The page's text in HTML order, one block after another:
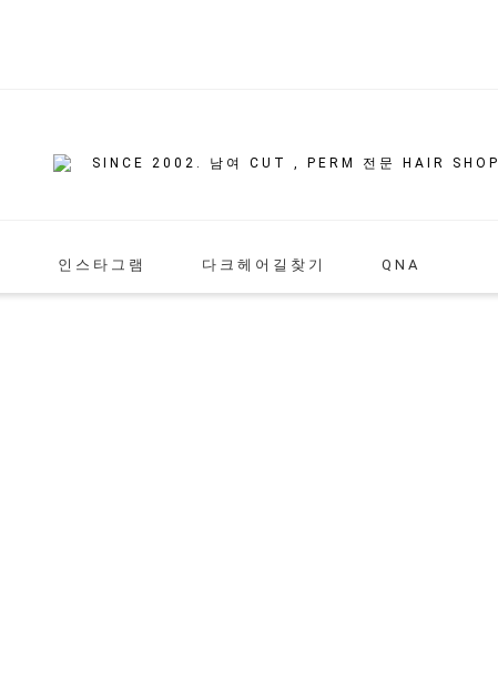
SINCE 2002. 남여 CUT , PERM 전문 HAIR SHOP
인스타그램 다크헤어길찾기 QNA